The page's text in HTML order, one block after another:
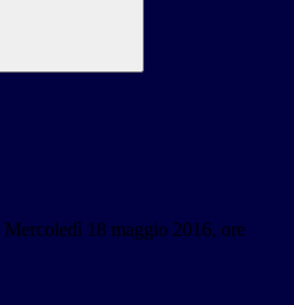
Mercoledì 18 maggio 2016, ore